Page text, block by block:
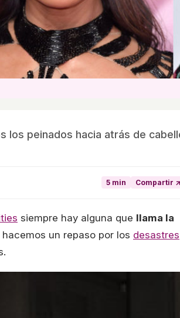
los peinados hacia atrás de
5 min Compartir ↗
siempre hay alguna que llama la
un repaso por los desastres